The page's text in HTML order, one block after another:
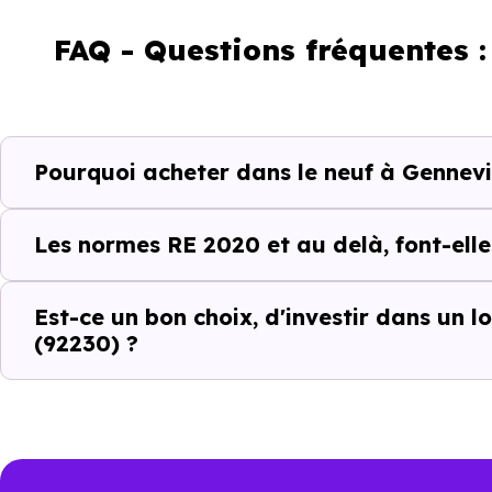
Un projet
Acheter un bien immobilier à
les quartiers, les dynamiques
différences entre les
C’est pour cela que
FAQ - Questions fréquentes
Pourquoi acheter dans le neuf à
Les normes RE 2020 et au delà, font-
Est-ce un bon choix, d'investir dans un
(92230) ?